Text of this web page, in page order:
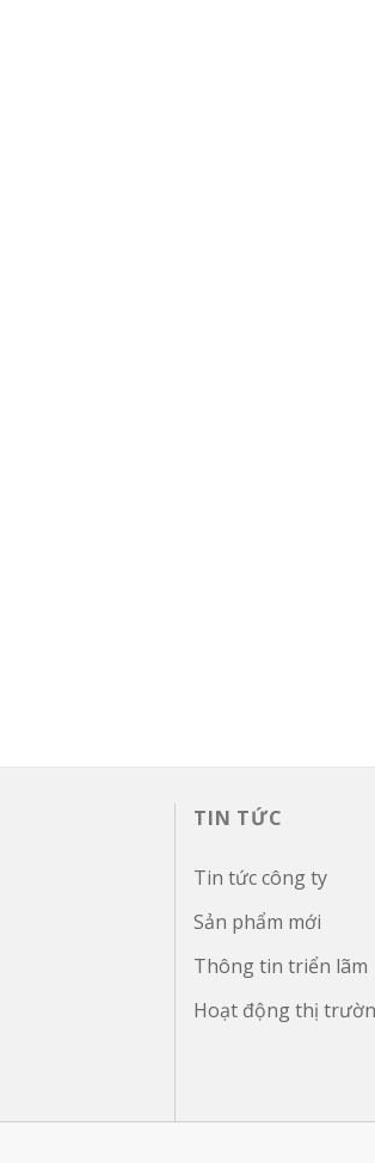
TIN TỨC
Tin tức công ty
Sản phẩm mới
Thông tin triển lãm
Hoạt động thị